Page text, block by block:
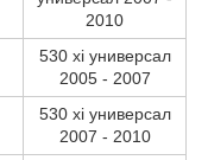
2010
530 xi универсал
2005 - 2007
530 xi универсал
2007 - 2010